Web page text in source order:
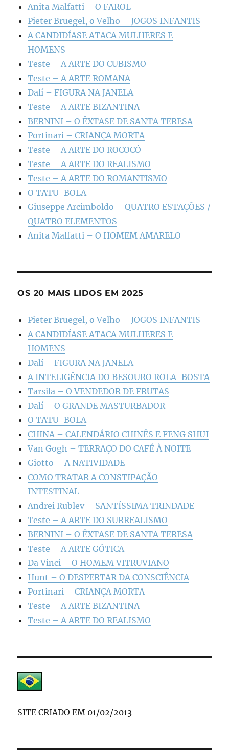
Anita Malfatti – O FAROL
Pieter Bruegel, o Velho – JOGOS INFANTIS
A CANDIDÍASE ATACA MULHERES E
HOMENS
Teste – A ARTE DO CUBISMO
Teste – A ARTE ROMANA
Dalí – FIGURA NA JANELA
Teste – A ARTE BIZANTINA
BERNINI – O ÊXTASE DE SANTA TERESA
Portinari – CRIANÇA MORTA
Teste – A ARTE DO ROCOCÓ
Teste – A ARTE DO REALISMO
Teste – A ARTE DO ROMANTISMO
O TATU-BOLA
Giuseppe Arcimboldo – QUATRO ESTAÇÕES /
QUATRO ELEMENTOS
Anita Malfatti – O HOMEM AMARELO
OS 20 MAIS LIDOS EM 2025
Pieter Bruegel, o Velho – JOGOS INFANTIS
A CANDIDÍASE ATACA MULHERES E
HOMENS
Dalí – FIGURA NA JANELA
A INTELIGÊNCIA DO BESOURO ROLA-BOSTA
Tarsila – O VENDEDOR DE FRUTAS
Dalí – O GRANDE MASTURBADOR
O TATU-BOLA
CHINA – CALENDÁRIO CHINÊS E FENG SHUI
Van Gogh – TERRAÇO DO CAFÉ À NOITE
Giotto – A NATIVIDADE
COMO TRATAR A CONSTIPAÇÃO
INTESTINAL
Andrei Rublev – SANTÍSSIMA TRINDADE
Teste – A ARTE DO SURREALISMO
BERNINI – O ÊXTASE DE SANTA TERESA
Teste – A ARTE GÓTICA
Da Vinci – O HOMEM VITRUVIANO
Hunt – O DESPERTAR DA CONSCIÊNCIA
Portinari – CRIANÇA MORTA
Teste – A ARTE BIZANTINA
Teste – A ARTE DO REALISMO
SITE CRIADO EM 01/02/2013